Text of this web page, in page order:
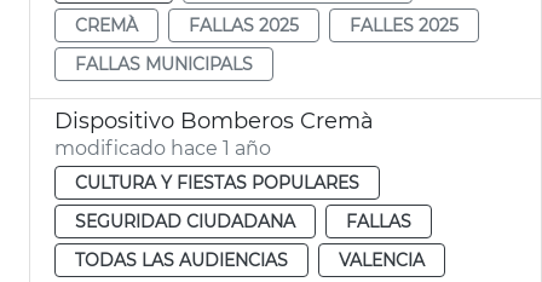
CREMÀ
FALLAS 2025
FALLES 2025
FALLAS MUNICIPALS
Dispositivo Bomberos Cremà
modificado hace 1 año
CULTURA Y FIESTAS POPULARES
SEGURIDAD CIUDADANA
FALLAS
TODAS LAS AUDIENCIAS
VALENCIA